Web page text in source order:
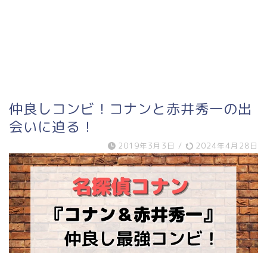
仲良しコンビ！コナンと赤井秀一の出
会いに迫る！
2019年3月3日 / 2024年4月28日